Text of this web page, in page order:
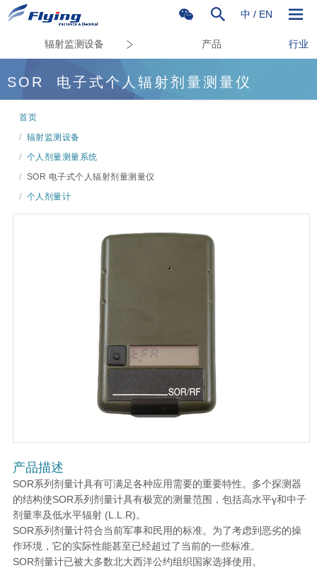
中 / EN
辐射监测设备 产品 行业
SOR 电子式个人辐射剂量测量仪
首页
/ 辐射监测设备
/ 个人剂量测量系统
/ SOR 电子式个人辐射剂量测量仪
/ 个人剂量计
产品描述
SOR系列剂量计具有可满足各种应用需要的重要特性。多个探测器
的结构使SOR系列剂量计具有极宽的测量范围，包括高水平γ和中子
剂量率及低水平辐射 (L.L.R)。
SOR系列剂量计符合当前军事和民用的标准。为了考虑到恶劣的操
作环境，它的实际性能甚至已经超过了当前的一些标准。
SOR剂量计已被大多数北大西洋公约组织国家选择使用。